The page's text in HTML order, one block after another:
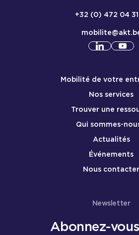
+32 (0) 472 04 31
Consulter
Menu de pied de page mobile
Mobilité de votre
Nos services
Trouver une
Qui sommes-
Actualités
Événements
Nous contacter
Newsletter
Abonnez-